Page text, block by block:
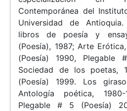
Contemporánea del
Universidad de
libros de poesía y
(Poesía), 1987; Arte
(Poesía) 1990, Plegable
Sociedad de los poetas,
(Poesía) 1999. Los
Antología poética,
Plegable # 5 (Poesía)